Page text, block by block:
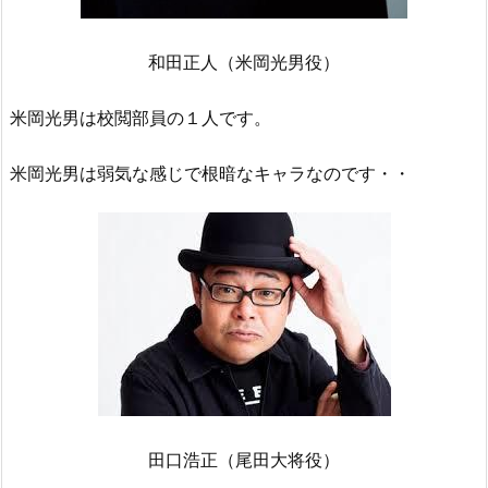
和田正人（米岡光男役）
米岡光男は校閲部員の１人です。
米岡光男は弱気な感じで根暗なキャラなのです・・
田口浩正（尾田大将役）